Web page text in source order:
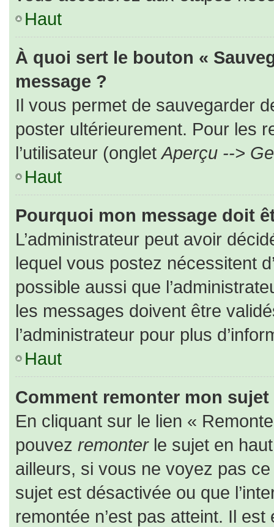
Haut
À quoi sert le bouton «
message ?
Il vous permet de sauvegarder
poster ultérieurement. Pour les
l’utilisateur (ongletAperçu -->
Haut
Pourquoi mon message doit
L’administrateur peut avoir
lequel vous postez nécessitent
possible aussi que
les messages doivent être
l’administrateur pour plus
Haut
Comment remonter mon sujet
En cliquant sur le lien «
pouvez remonterle sujet en
ailleurs, si vous ne voyez pas
sujet est désactivée ou que
remontée n’est pas atteint. Il